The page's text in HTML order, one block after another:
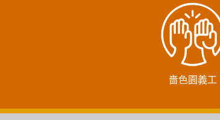
嗇色園義工